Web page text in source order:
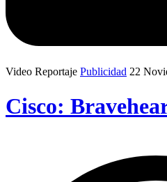
Video Reportaje Publicidad 22
Cisco: